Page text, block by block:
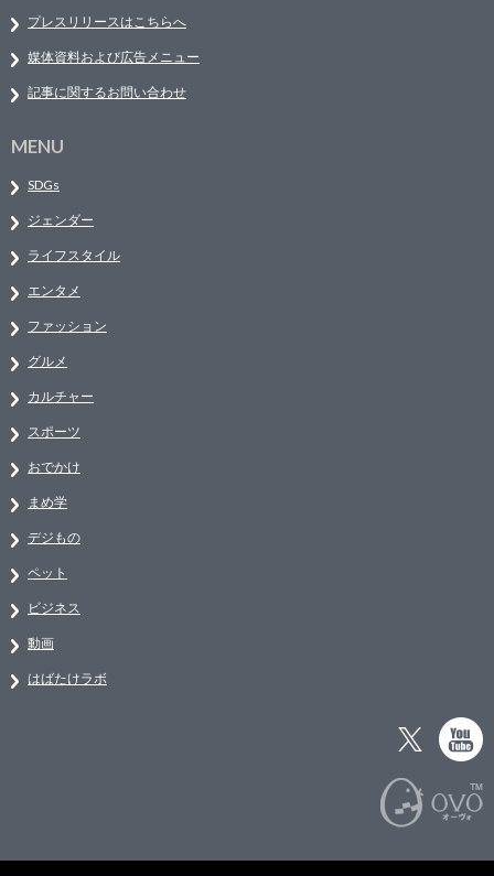
プレスリリースはこちらへ
媒体資料および広告メニュー
記事に関するお問い合わせ
MENU
SDGs
ジェンダー
ライフスタイル
エンタメ
ファッション
グルメ
カルチャー
スポーツ
おでかけ
まめ学
デジもの
ペット
ビジネス
動画
はばたけラボ